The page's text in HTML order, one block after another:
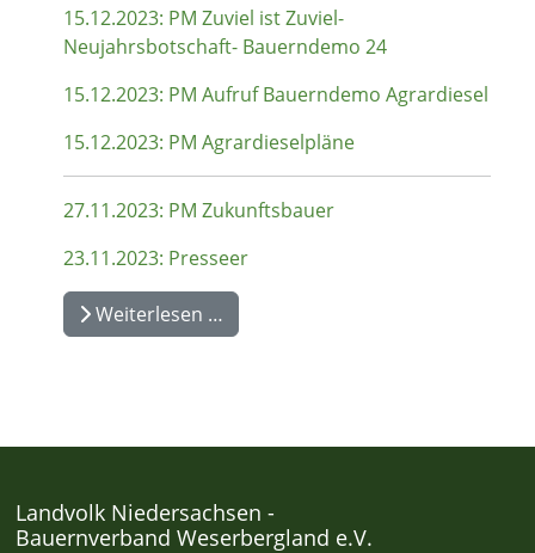
15.12.2023: PM Zuviel ist Zuviel-
Neujahrsbotschaft- Bauerndemo 24
15.12.2023: PM Aufruf Bauerndemo Agrardiesel
15.12.2023: PM Agrardieselpläne
27.11.2023: PM Zukunftsbauer
23.11.2023: Presseer
Weiterlesen …
Landvolk Niedersachsen -
Bauernverband Weserbergland e.V.